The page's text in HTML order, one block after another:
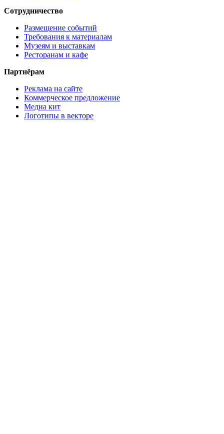
Сотрудничество
Размещение событий
Требования к материалам
Музеям и выставкам
Ресторанам и кафе
Партнёрам
Реклама на сайте
Коммерческое предложение
Медиа кит
Логотипы в векторе